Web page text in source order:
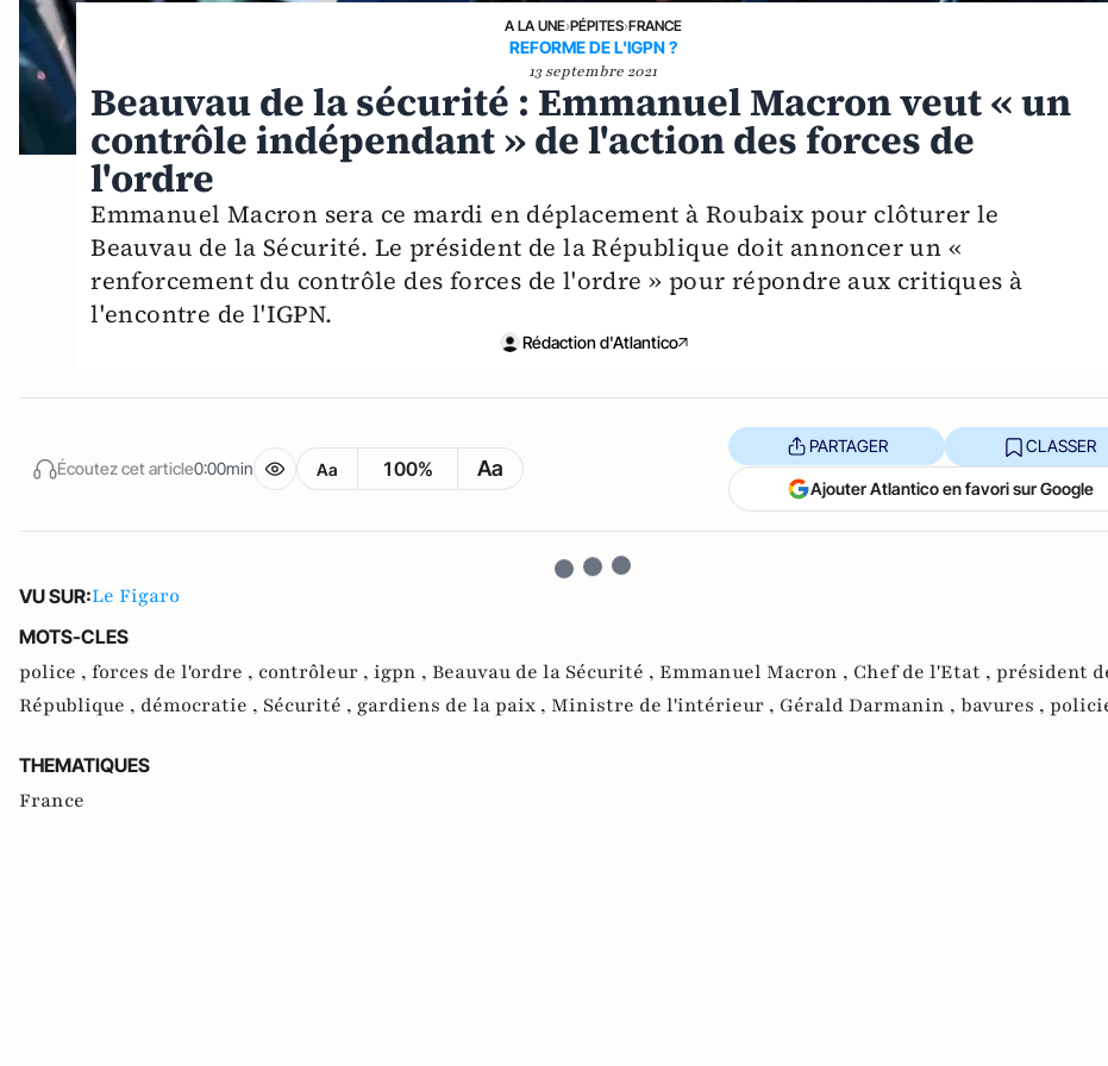
A LA UNE›PÉPITES›FRANCE
REFORME DE L'IGPN ?
13 septembre 2021
Beauvau de la sécurité : Emmanuel Macron veut « un
contrôle indépendant » de l'action des forces de
l'ordre
Emmanuel Macron sera ce mardi en déplacement à Roubaix pour clôturer le
Beauvau de la Sécurité. Le président de la République doit annoncer un «
renforcement du contrôle des forces de l'ordre » pour répondre aux critiques à
l'encontre de l'IGPN.
Rédaction d'Atlantico
Écoutez cet article0:00min Aa 100% Aa
PARTAGER CLASSER
Ajouter Atlantico en favori sur Google
VU SUR:Le Figaro
MOTS-CLES
police , forces de l'ordre , contrôleur , igpn , Beauvau de la Sécurité , Emmanuel Macron , Chef de l'Etat , président
République , démocratie , Sécurité , gardiens de la paix , Ministre de l'intérieur , Gérald Darmanin , bavures ,
THEMATIQUES
France